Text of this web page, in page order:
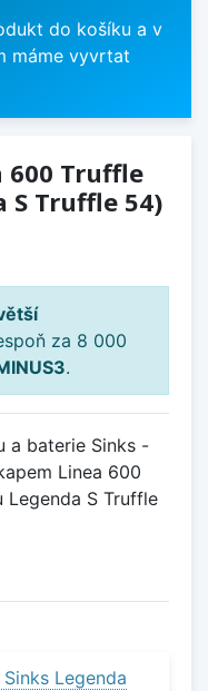
do košíku a v
máme vyvrtat
600 Truffle
S Truffle 54)
za 8 000
.
a baterie Sinks -
Linea 600
S Truffle
Legenda